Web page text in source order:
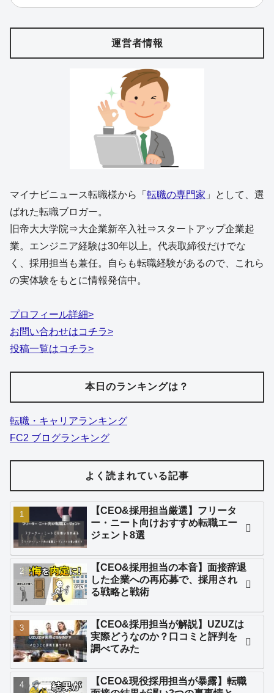
運営者情報
マイナビニュース転職様から「 転職の専門家 」として、選
ばれた転職ブロガー。
旧帝大大学院⇒大企業新卒入社⇒スタートアップ企業起
業。エンジニア経験は30年以上。代表取締役だけでな
く、採用担当も兼任。自らも転職経験があるので、これら
の実体験をもとに情報発信中。
プロフィール詳細>
お問い合わせはコチラ>
投稿一覧はコチラ>
本日のランキングは？
転職・キャリアランキング
FC2 ブログランキング
よく読まれている記事
【CEO&採用担当厳選】フリータ
ー・ニート向けおすすめ転職エー
ジェント8選
【CEO&採用担当の本音】面接辞退
した企業への再応募で、採用され
る戦略と戦術
【CEO&採用担当が解説】UZUZは
実際どうなのか？口コミと評判を
調べてみた
【CEO&現役採用担当が暴露】転職